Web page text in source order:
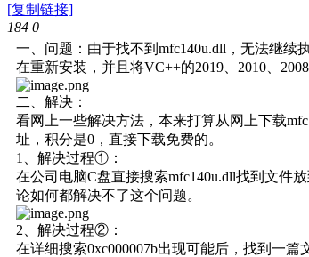
[复制链接]
184 0
一、问题：由于找不到mfc140u.dll，无法继续
在重新安装，并且将VC++的2019、2010、
二、解决：
看网上一些解决方法，本来打算从网上下载
址，积分是0，直接下载免费的。
1、解决过程①：
在公司电脑C盘直接搜索mfc140u.dll找到文件
论如何都解决不了这个问题。
2、解决过程②：
在详细搜索0xc000007b出现可能后，找到一篇